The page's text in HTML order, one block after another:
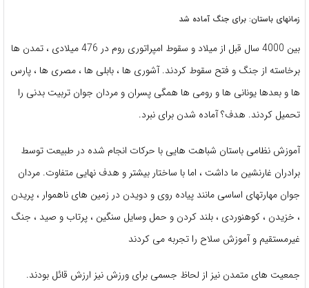
زمانهای باستان: برای جنگ آماده شد
بین 4000 سال قبل از میلاد و سقوط امپراتوری روم در 476 میلادی ، تمدن ها
برخاسته از جنگ و فتح سقوط کردند. آشوری ها ، بابلی ها ، مصری ها ، پارس
ها و بعدها یونانی ها و رومی ها همگی پسران و مردان جوان تربیت بدنی را
تحمیل کردند. هدف؟ آماده شدن برای نبرد.
آموزش نظامی باستان شباهت هایی با حرکات انجام شده در طبیعت توسط
برادران غارنشین ما داشت ، اما با ساختار بیشتر و هدف نهایی متفاوت. مردان
جوان مهارتهای اساسی مانند پیاده روی و دویدن در زمین های ناهموار ، پریدن
، خزیدن ، کوهنوردی ، بلند کردن و حمل وسایل سنگین ، پرتاب و صید ، جنگ
غیرمستقیم و آموزش سلاح را تجربه می کردند
جمعیت های متمدن نیز از لحاظ جسمی برای ورزش نیز ارزش قائل بودند.